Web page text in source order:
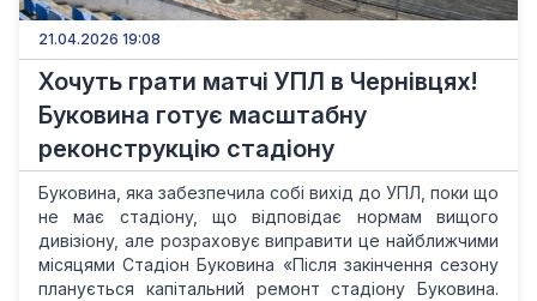
21.04.2026 19:08
Хочуть грати матчі УПЛ в Чернівцях!
Буковина готує масштабну
реконструкцію стадіону
Буковина, яка забезпечила собі вихід до УПЛ, поки що
не має стадіону, що відповідає нормам вищого
дивізіону, але розраховує виправити це найближчими
місяцями Стадіон Буковина «Після закінчення сезону
планується капітальний ремонт стадіону Буковина.